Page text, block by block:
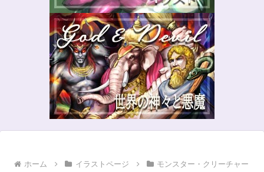
ホーム イラストページ
モンスター・クリーチャー